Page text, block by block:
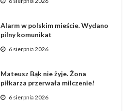
Alarm w polskim mieście. Wydano
pilny komunikat
6 sierpnia 2026
Mateusz Bąk nie żyje. Żona
piłkarza przerwała milczenie!
6 sierpnia 2026